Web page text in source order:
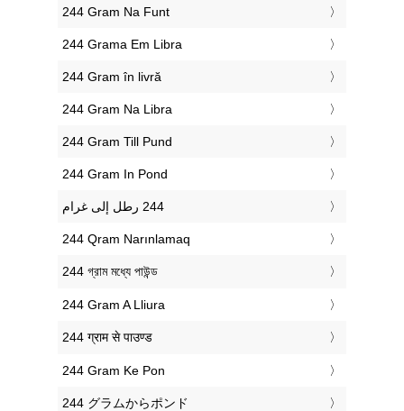
‎244 Gram Na Funt
‎244 Grama Em Libra
‎244 Gram în livră
‎244 Gram Na Libra
‎244 Gram Till Pund
‎244 Gram In Pond
‎244 Qram Narınlamaq
‎244 গ্রাম মধ্যে পাউন্ড
‎244 Gram A Lliura
‎244 ग्राम से पाउण्ड
‎244 Gram Ke Pon
‎244 グラムからポンド